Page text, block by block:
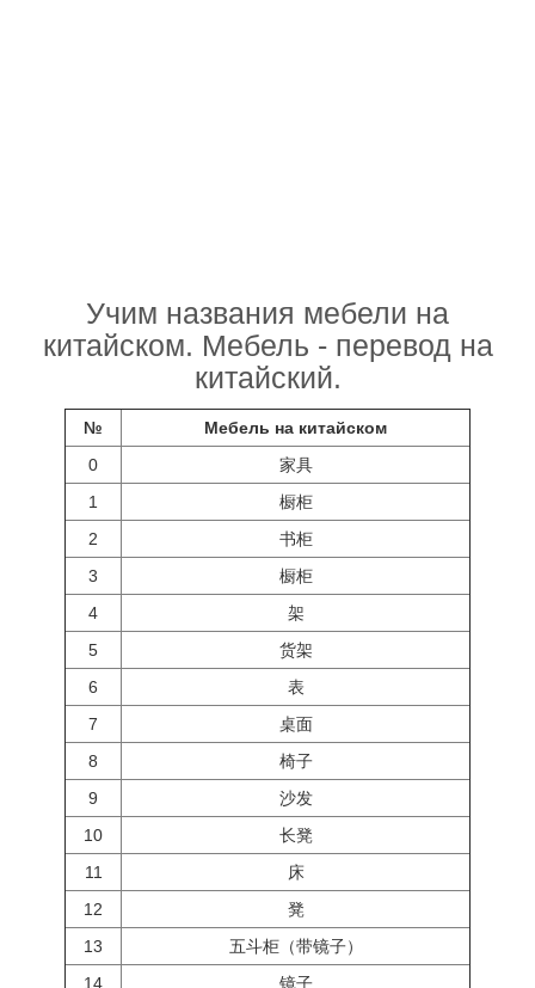
Учим названия мебели на
китайском. Мебель - перевод на
китайский.
№
Мебель на китайском
0
家具
1
橱柜
2
书柜
3
橱柜
4
架
5
货架
6
表
7
桌面
8
椅子
9
沙发
10
长凳
11
床
12
凳
13
五斗柜（带镜子）
14
镜子